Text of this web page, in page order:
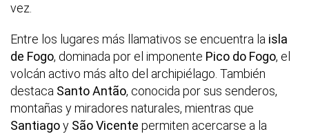
vez.
Entre los lugares más llamativos se encuentra la isla
de Fogo, dominada por el imponente Pico do Fogo, el
volcán activo más alto del archipiélago. También
destaca Santo Antão, conocida por sus senderos,
montañas y miradores naturales, mientras que
Santiagoy São Vicente permiten acercarse a la